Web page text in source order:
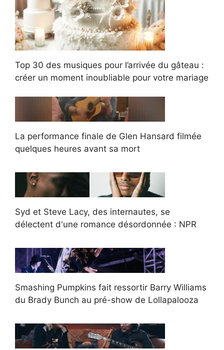
Top 30 des musiques pour l’arrivée du gâteau :
créer un moment inoubliable pour votre mariage
La performance finale de Glen Hansard filmée
quelques heures avant sa mort
Syd et Steve Lacy, des internautes, se
délectent d'une romance désordonnée : NPR
Smashing Pumpkins fait ressortir Barry Williams
du Brady Bunch au pré-show de Lollapalooza